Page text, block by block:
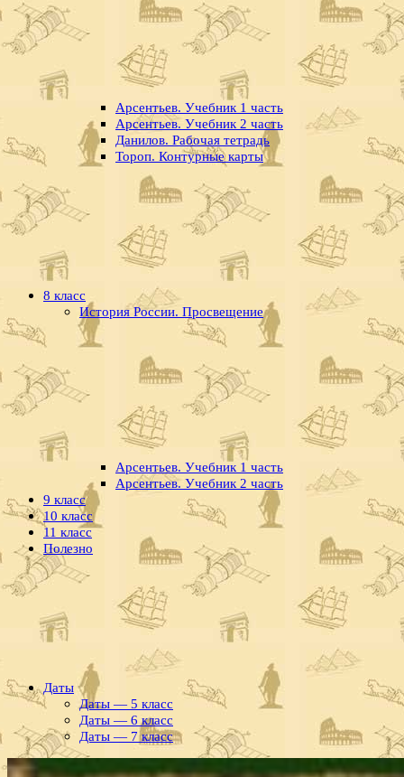
Арсентьев. Учебник 1 часть
Арсентьев. Учебник 2 часть
Данилов. Рабочая тетрадь
Тороп. Контурные карты
8 класс
История России. Просвещение
Арсентьев. Учебник 1 часть
Арсентьев. Учебник 2 часть
9 класс
10 класс
11 класс
Полезно
Даты
Даты — 5 класс
Даты — 6 класс
Даты — 7 класс